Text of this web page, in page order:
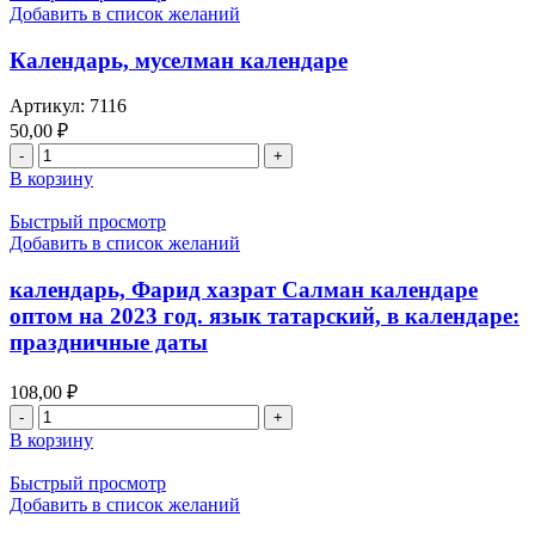
в
праздничные
2023,
Добавить в список желаний
Календарь, муселман календаре
Артикул: 7116
50,00 ₽
Количество
товара
Календарь,
муселман
календаре
В корзину
Быстрый просмотр
Добавить в список желаний
календарь, Фарид хазрат Салман календаре
оптом на 2023 год. язык татарский, в календаре:
праздничные даты
108,00 ₽
Количество
товара
календарь,
Фарид
хазрат
В корзину
Быстрый просмотр
Добавить в список желаний